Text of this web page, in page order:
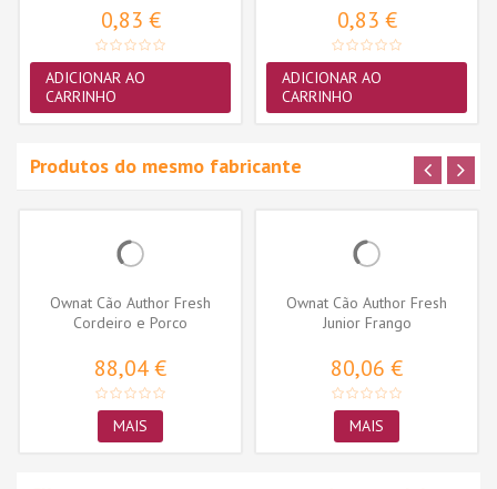
0,83 €
ADICIONAR AO
CARRINHO
0,83 €
ADICIONAR AO
CARRINHO
Produtos do mesmo fabricante
Ownat Cão Author Fresh
Cordeiro e Porco
88,04 €
MAIS
Ownat Cão Author Fresh
Junior Frango
80,06 €
MAIS